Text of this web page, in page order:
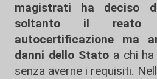
magistrati ha deciso
soltanto il
autocertificazione ma
danni dello Statoa chi ha
senza averne i requisiti.